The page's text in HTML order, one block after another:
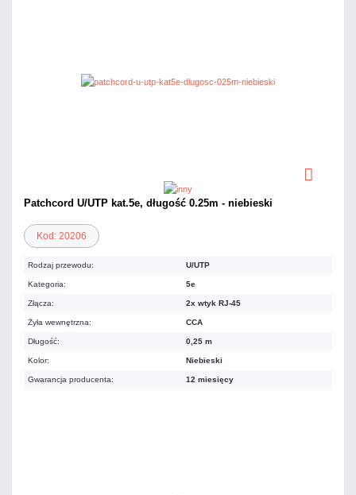
Patchcord U/UTP kat.5e, długość 0.25m - niebieski
Kod: 20206
Rodzaj przewodu: U/UTP
Kategoria: 5e
Złącza: 2x wtyk RJ-45
Żyła wewnętrzna: CCA
Długość: 0,25 m
Kolor: Niebieski
Gwarancja producenta: 12 miesięcy